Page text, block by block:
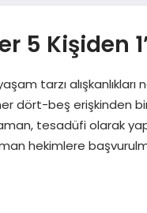
5 Kişiden
tarzı
dört-beş erişkinden
tesadüfi olarak
hekimlere